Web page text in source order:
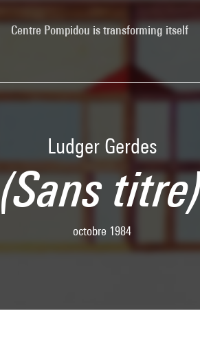
Centre Pompidou is transforming itself
Ludger Gerdes
(Sans
octobre 1984